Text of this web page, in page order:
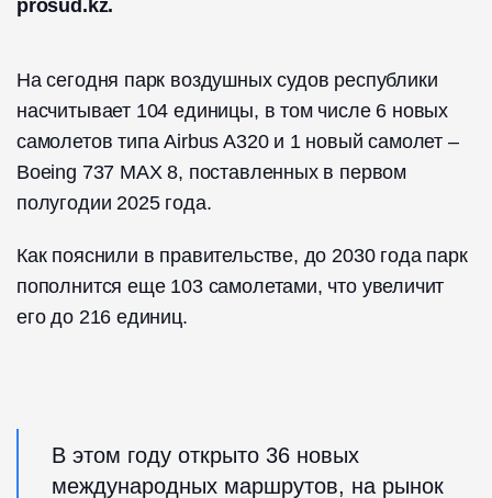
prosud.kz.
На сегодня парк воздушных судов республики
насчитывает 104 единицы, в том числе 6 новых
самолетов типа Airbus A320 и 1 новый самолет –
Boeing 737 MAX 8, поставленных в первом
полугодии 2025 года.
Как пояснили в правительстве, до 2030 года парк
пополнится еще 103 самолетами, что увеличит
его до 216 единиц.
В этом году открыто 36 новых
международных маршрутов, на рынок